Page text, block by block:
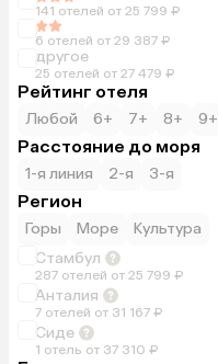
141 отелей от 25 799 ₽
6 отелей от 29 387 ₽
другое
25 отелей от 27 479 ₽
Рейтинг отеля
Любой 6+ 7+ 8+ 9+
Расстояние до моря
1-я линия 2-я 3-я
Регион
Горы Море
Культура
Стамбул
287 отелей от 25 799 ₽
Анталия
7 отелей от 31 167 ₽
Сиде
1 отель от 37 310 ₽